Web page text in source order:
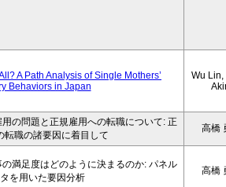
A Path Analysis of Single Mothers’
Behaviors in Japan
Wu Lin,
の問題と正規雇用への転職について: 正
転職の諸要因に着目して
高橋
満足度はどのように決まるのか: パネル
を用いた要因分析
高橋